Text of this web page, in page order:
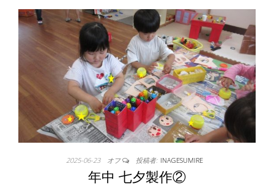
2025-06-23 オフ 投稿者: INAGESUMIRE
年中 七夕製作②